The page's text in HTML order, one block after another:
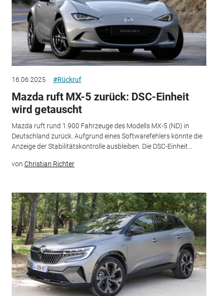
16.06.2025 #Rückruf
Mazda ruft MX-5 zurück: DSC-Einheit
wird getauscht
Mazda ruft rund 1.900 Fahrzeuge des Modells MX-5 (ND) in
Deutschland zurück. Aufgrund eines Softwarefehlers könnte die
Anzeige der Stabilitätskontrolle ausbleiben. Die DSC-Einheit...
von Christian Richter